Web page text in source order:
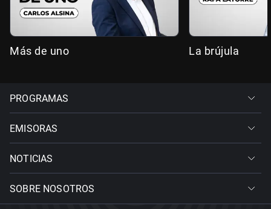
Más de uno La brújula
PROGRAMAS
EMISORAS
NOTICIAS
SOBRE NOSOTROS